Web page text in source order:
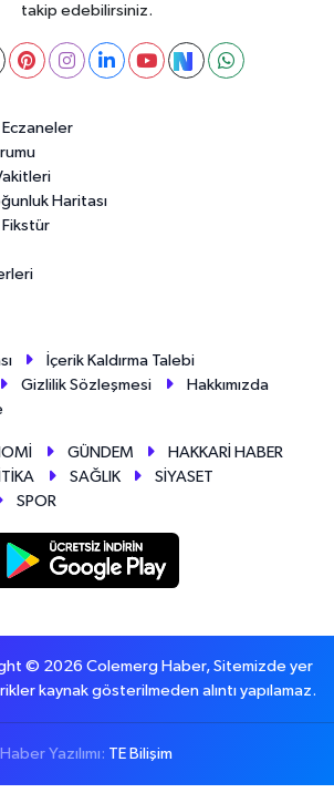
takip edebilirsiniz.
Haritası
Fikstür
İçerik Kaldırma Talebi
Gizlilik Sözleşmesi
Hakkımızda
GÜNDEM
HAKKARİ HABER
SAĞLIK
SİYASET
SPOR
© 2026 Colemerg Haber, Sitemizde yer
kaynak gösterilmeden alıntı yapılamaz.
Haber Yazılımı: TE Bilişim